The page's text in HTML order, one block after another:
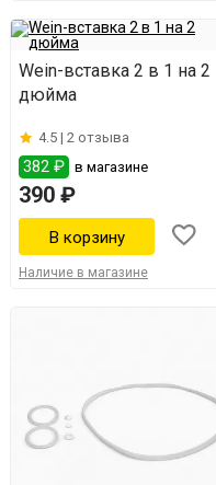
Wein-вставка 2 в 1 на 2
дюйма
4.5 | 2 отзыва
382 ₽ в магазине
390 ₽
Наличие в магазине